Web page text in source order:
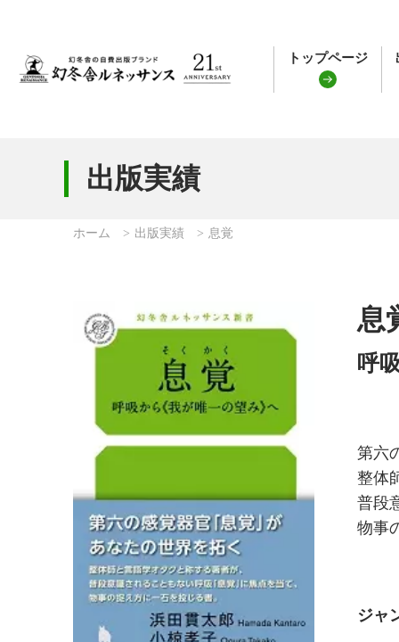
トップページ
出版実績
ホーム 出版実績 息覚
息
呼
第六
整体
普段
物事
ジャ